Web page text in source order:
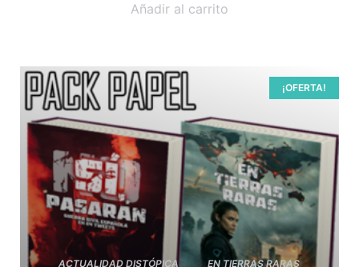
Añadir al carrito
¡OFERTA!
ACTUALIDAD DISTÓPICA
EN TIERRAS RARAS